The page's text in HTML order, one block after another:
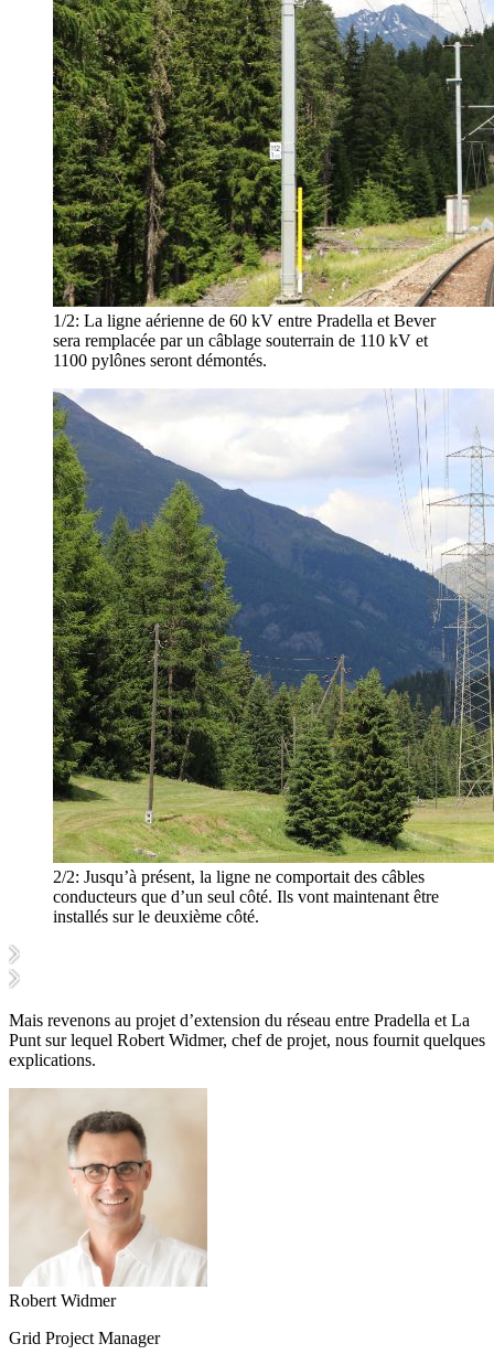
1/2: La ligne aérienne de 60 kV entre Pradella et Bever
sera remplacée par un câblage souterrain de 110 kV et
1100 pylônes seront démontés.
2/2: Jusqu’à présent, la ligne ne comportait des câbles
conducteurs que d’un seul côté. Ils vont maintenant être
installés sur le deuxième côté.
Mais revenons au projet d’extension du réseau entre Pradella et La
Punt sur lequel Robert Widmer, chef de projet, nous fournit quelques
explications.
Robert Widmer
Grid Project Manager